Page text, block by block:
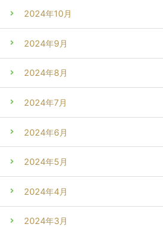
2024年10月
2024年9月
2024年8月
2024年7月
2024年6月
2024年5月
2024年4月
2024年3月